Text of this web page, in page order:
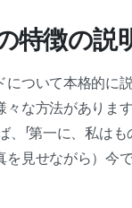
特徴の説
について本格的に
々な方法がありま
、「第一に、私は
見せながら）今